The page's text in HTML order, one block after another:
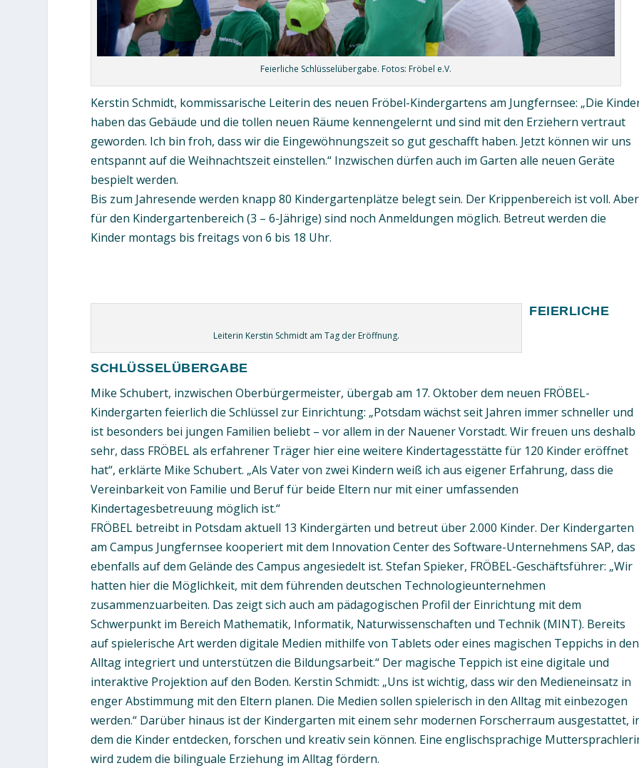
Feierliche Schlüsselübergabe. Fotos: Fröbel e.V.
Kerstin Schmidt, kommissarische Leiterin des neuen Fröbel-Kindergartens am Jungfernsee: „Die
haben das Gebäude und die tollen neuen Räume kennengelernt und sind mit den Erziehern vertraut
geworden. Ich bin froh, dass wir die Eingewöhnungszeit so gut geschafft haben. Jetzt können wir uns
entspannt auf die Weihnachtszeit einstellen.“ Inzwischen dürfen auch im Garten alle neuen Geräte
bespielt werden.
Bis zum Jahresende werden knapp 80 Kindergartenplätze belegt sein. Der Krippenbereich ist voll. Aber
für den Kindergartenbereich (3 – 6-Jährige) sind noch Anmeldungen möglich. Betreut werden die
Kinder montags bis freitags von 6 bis 18 Uhr.
Leiterin Kerstin Schmidt am Tag der Eröffnung.
FEIERLICHE
SCHLÜSSELÜBERGABE
Mike Schubert, inzwischen Oberbürgermeister, übergab am 17. Oktober dem neuen FRÖBEL-
Kindergarten feierlich die Schlüssel zur Einrichtung: „Potsdam wächst seit Jahren immer schneller und
ist besonders bei jungen Familien beliebt – vor allem in der Nauener Vorstadt. Wir freuen uns deshalb
sehr, dass FRÖBEL als erfahrener Träger hier eine weitere Kindertagesstätte für 120 Kinder eröffnet
hat“, erklärte Mike Schubert. „Als Vater von zwei Kindern weiß ich aus eigener Erfahrung, dass die
Vereinbarkeit von Familie und Beruf für beide Eltern nur mit einer umfassenden
Kindertagesbetreuung möglich ist.“
FRÖBEL betreibt in Potsdam aktuell 13 Kindergärten und betreut über 2.000 Kinder. Der Kindergarten
am Campus Jungfernsee kooperiert mit dem Innovation Center des Software-Unternehmens SAP, das
ebenfalls auf dem Gelände des Campus angesiedelt ist. Stefan Spieker, FRÖBEL-Geschäftsführer: „Wir
hatten hier die Möglichkeit, mit dem führenden deutschen Technologieunternehmen
zusammenzuarbeiten. Das zeigt sich auch am pädagogischen Profil der Einrichtung mit dem
Schwerpunkt im Bereich Mathematik, Informatik, Naturwissenschaften und Technik (MINT). Bereits
auf spielerische Art werden digitale Medien mithilfe von Tablets oder eines magischen Teppichs in den
Alltag integriert und unterstützen die Bildungsarbeit.“ Der magische Teppich ist eine digitale und
interaktive Projektion auf den Boden. Kerstin Schmidt: „Uns ist wichtig, dass wir den Medieneinsatz in
enger Abstimmung mit den Eltern planen. Die Medien sollen spielerisch in den Alltag mit einbezogen
werden.“ Darüber hinaus ist der Kindergarten mit einem sehr modernen Forscherraum ausgestattet,
dem die Kinder entdecken, forschen und kreativ sein können. Eine englischsprachige
wird zudem die bilinguale Erziehung im Alltag fördern.